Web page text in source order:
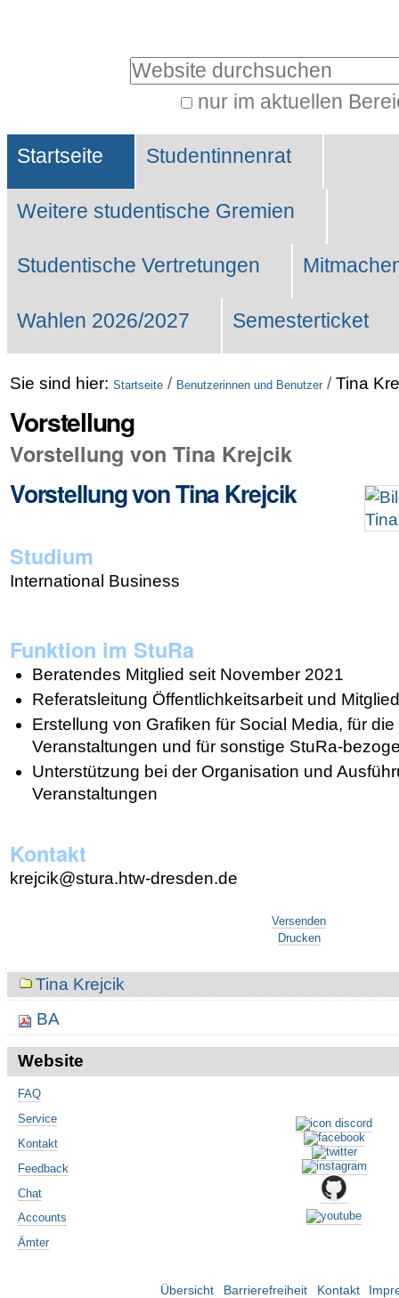
Website durchsuchen
nur im aktuellen
Suche…
Sektionen
Startseite Studentinnenrat
Weitere studentische Gremien
Studentische Vertretungen
Wahlen 2026/2027 Semesterticket
Sie sind hier: Startseite / Benutzerinnen und Benutzer / Tina
Vorstellung
Vorstellung von Tina Krejcik
Vorstellung von Tina Krejcik
Studium
International Business
Funktion im StuRa
Beratendes Mitglied seit November 2021
Referatsleitung Öffentlichkeitsarbeit und
Erstellung von Grafiken für Social Media, für
Veranstaltungen und für sonstige StuRa-
Unterstützung bei der Organisation und
Veranstaltungen
Kontakt
krejcik@stura.htw-dresden.de
Versenden
Drucken
NavigationTina Krejcik
BA
Website
FAQ
Service
Kontakt
Feedback
Chat
Accounts
Ämter
Übersicht Barrierefreiheit Kontakt